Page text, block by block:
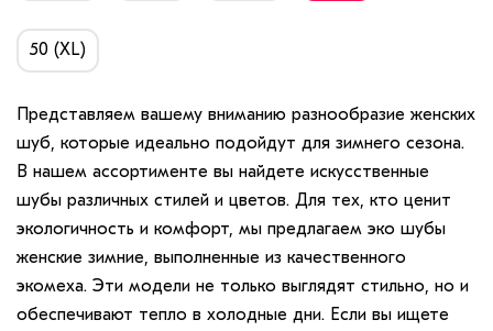
50 (XL)
Представляем вашему вниманию разнообразие женских
шуб, которые идеально подойдут для зимнего сезона.
В нашем ассортименте вы найдете искусственные
шубы различных стилей и цветов. Для тех, кто ценит
экологичность и комфорт, мы предлагаем эко шубы
женские зимние, выполненные из качественного
экомеха. Эти модели не только выглядят стильно, но и
обеспечивают тепло в холодные дни. Если вы ищете